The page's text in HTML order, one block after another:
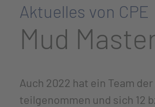
Aktuelles von CPE
Mud
Auch 2022 hat ein Team
teilgenommen und sich 12